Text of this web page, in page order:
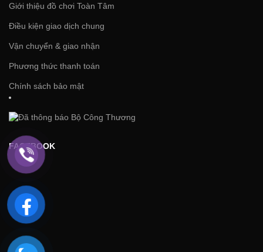
Giới thiệu đồ chơi Toàn Tâm
Điều kiện giao dịch chung
Vận chuyển & giao nhận
Phương thức thanh toán
Chính sách bảo mật
FACEBOOK